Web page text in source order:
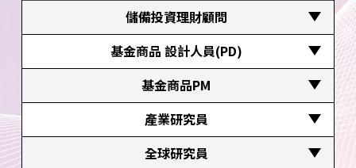
立即應徵
結帳作業、相關月結報表編制
配合會計師查帳作業及財務報表編製
大學以上會計學系或商業管理相關系所畢業
立即應徵
協助客戶進行投資理財規劃
提供投資理財商品的諮詢服務
負責法人及VIP客戶的綜合資產管理
立即應徵
儲備投資理財顧問
具備投信投顧業務員資格者
1年以上工作經驗者尤佳
大學畢業
立即應徵
基金商品 設計人員(PD)
應屆畢業生或有正職工作經驗者
熟悉投信、金融證券相關法令之規範或金融相關
商品及巿場動向，包括國內投信基金、境外基金
基金商品PM
應屆畢業生或有正職工作經驗者
熟悉投信、金融相關商品及巿場動向，包括國內
投信基金、境外基金等
產業研究員
具投信業務人員法定資格證照 (以下其一：證券分
全球研究員